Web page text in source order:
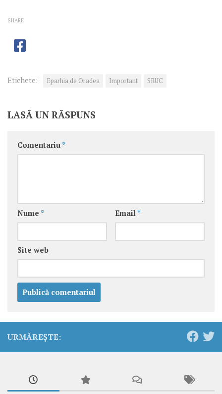
SHARE
Etichete: Eparhia de Oradea Important SRUC
LASĂ UN RĂSPUNS
Comentariu *
Nume * Email *
Site web
URMĂREȘTE: